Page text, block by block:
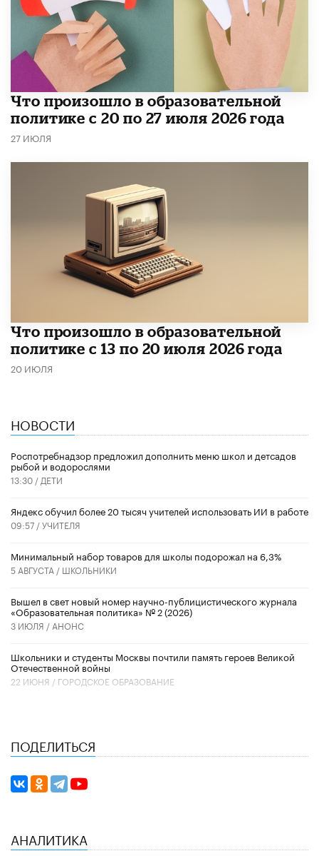
​Что произошло в образовательной
политике с 20 по 27 июля 2026 года
27 ИЮЛЯ
Что произошло в образовательной
политике с 13 по 20 июля 2026 года
20 ИЮЛЯ
НОВОСТИ
Роспотребнадзор предложил дополнить меню школ и детсадов
рыбой и водорослями
13:30 / ДЕТИ
​Яндекс обучил более 20 тысяч учителей использовать ИИ в работе
09:57 /УЧИТЕЛЯ
Минимальный набор товаров для школы подорожал на 6,3%
5 АВГУСТА / ШКОЛЬНИКИ
Вышел в свет новый номер научно-публицистического журнала
«Образовательная политика» № 2 (2026)
3 ИЮЛЯ / АНОНС
Школьники и студенты Москвы почтили память героев Великой
Отечественной войны
22 ИЮНЯ / ГОРОДСКОЕ ОБРАЗОВАНИЕ
ПОДЕЛИТЬСЯ
АНАЛИТИКА